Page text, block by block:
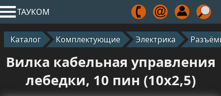
ТАУКОМ
Каталог Комплектующие Электрика
Вилка кабельная управления
лебедки, 10 пин (10х2,5)